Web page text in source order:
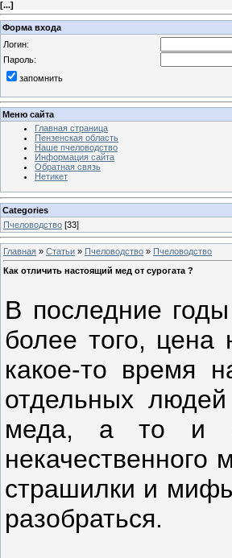
[...]
Форма входа
Логин:
Пароль:
запомнить
Меню сайта
Главная страница
Пензенская область
Наше пчеловодство
Информация сайта
Обратная связь
Нетикет
Categories
Пчеловодство [33]
Главная » Статьи » Пчеловодство » Пчеловодство
Как отличить настоящий мед от сурогата ?
В последние
более того,
какое-то время
отдельных людей
меда, а то и
некачественного
страшилки и
разобраться.